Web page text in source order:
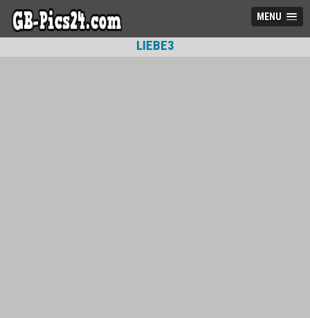
MENU
LIEBE3